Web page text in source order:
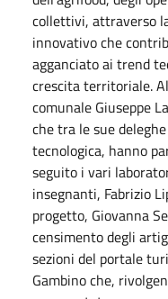
collettivi, attraverso
innovativo che
agganciato ai trend
crescita territoriale.
comunale Giuseppe
che tra le sue
tecnologica, hanno
seguito i vari
insegnanti, Fabrizio
progetto, Giovanna
censimento degli
sezioni del portale
Gambino che,